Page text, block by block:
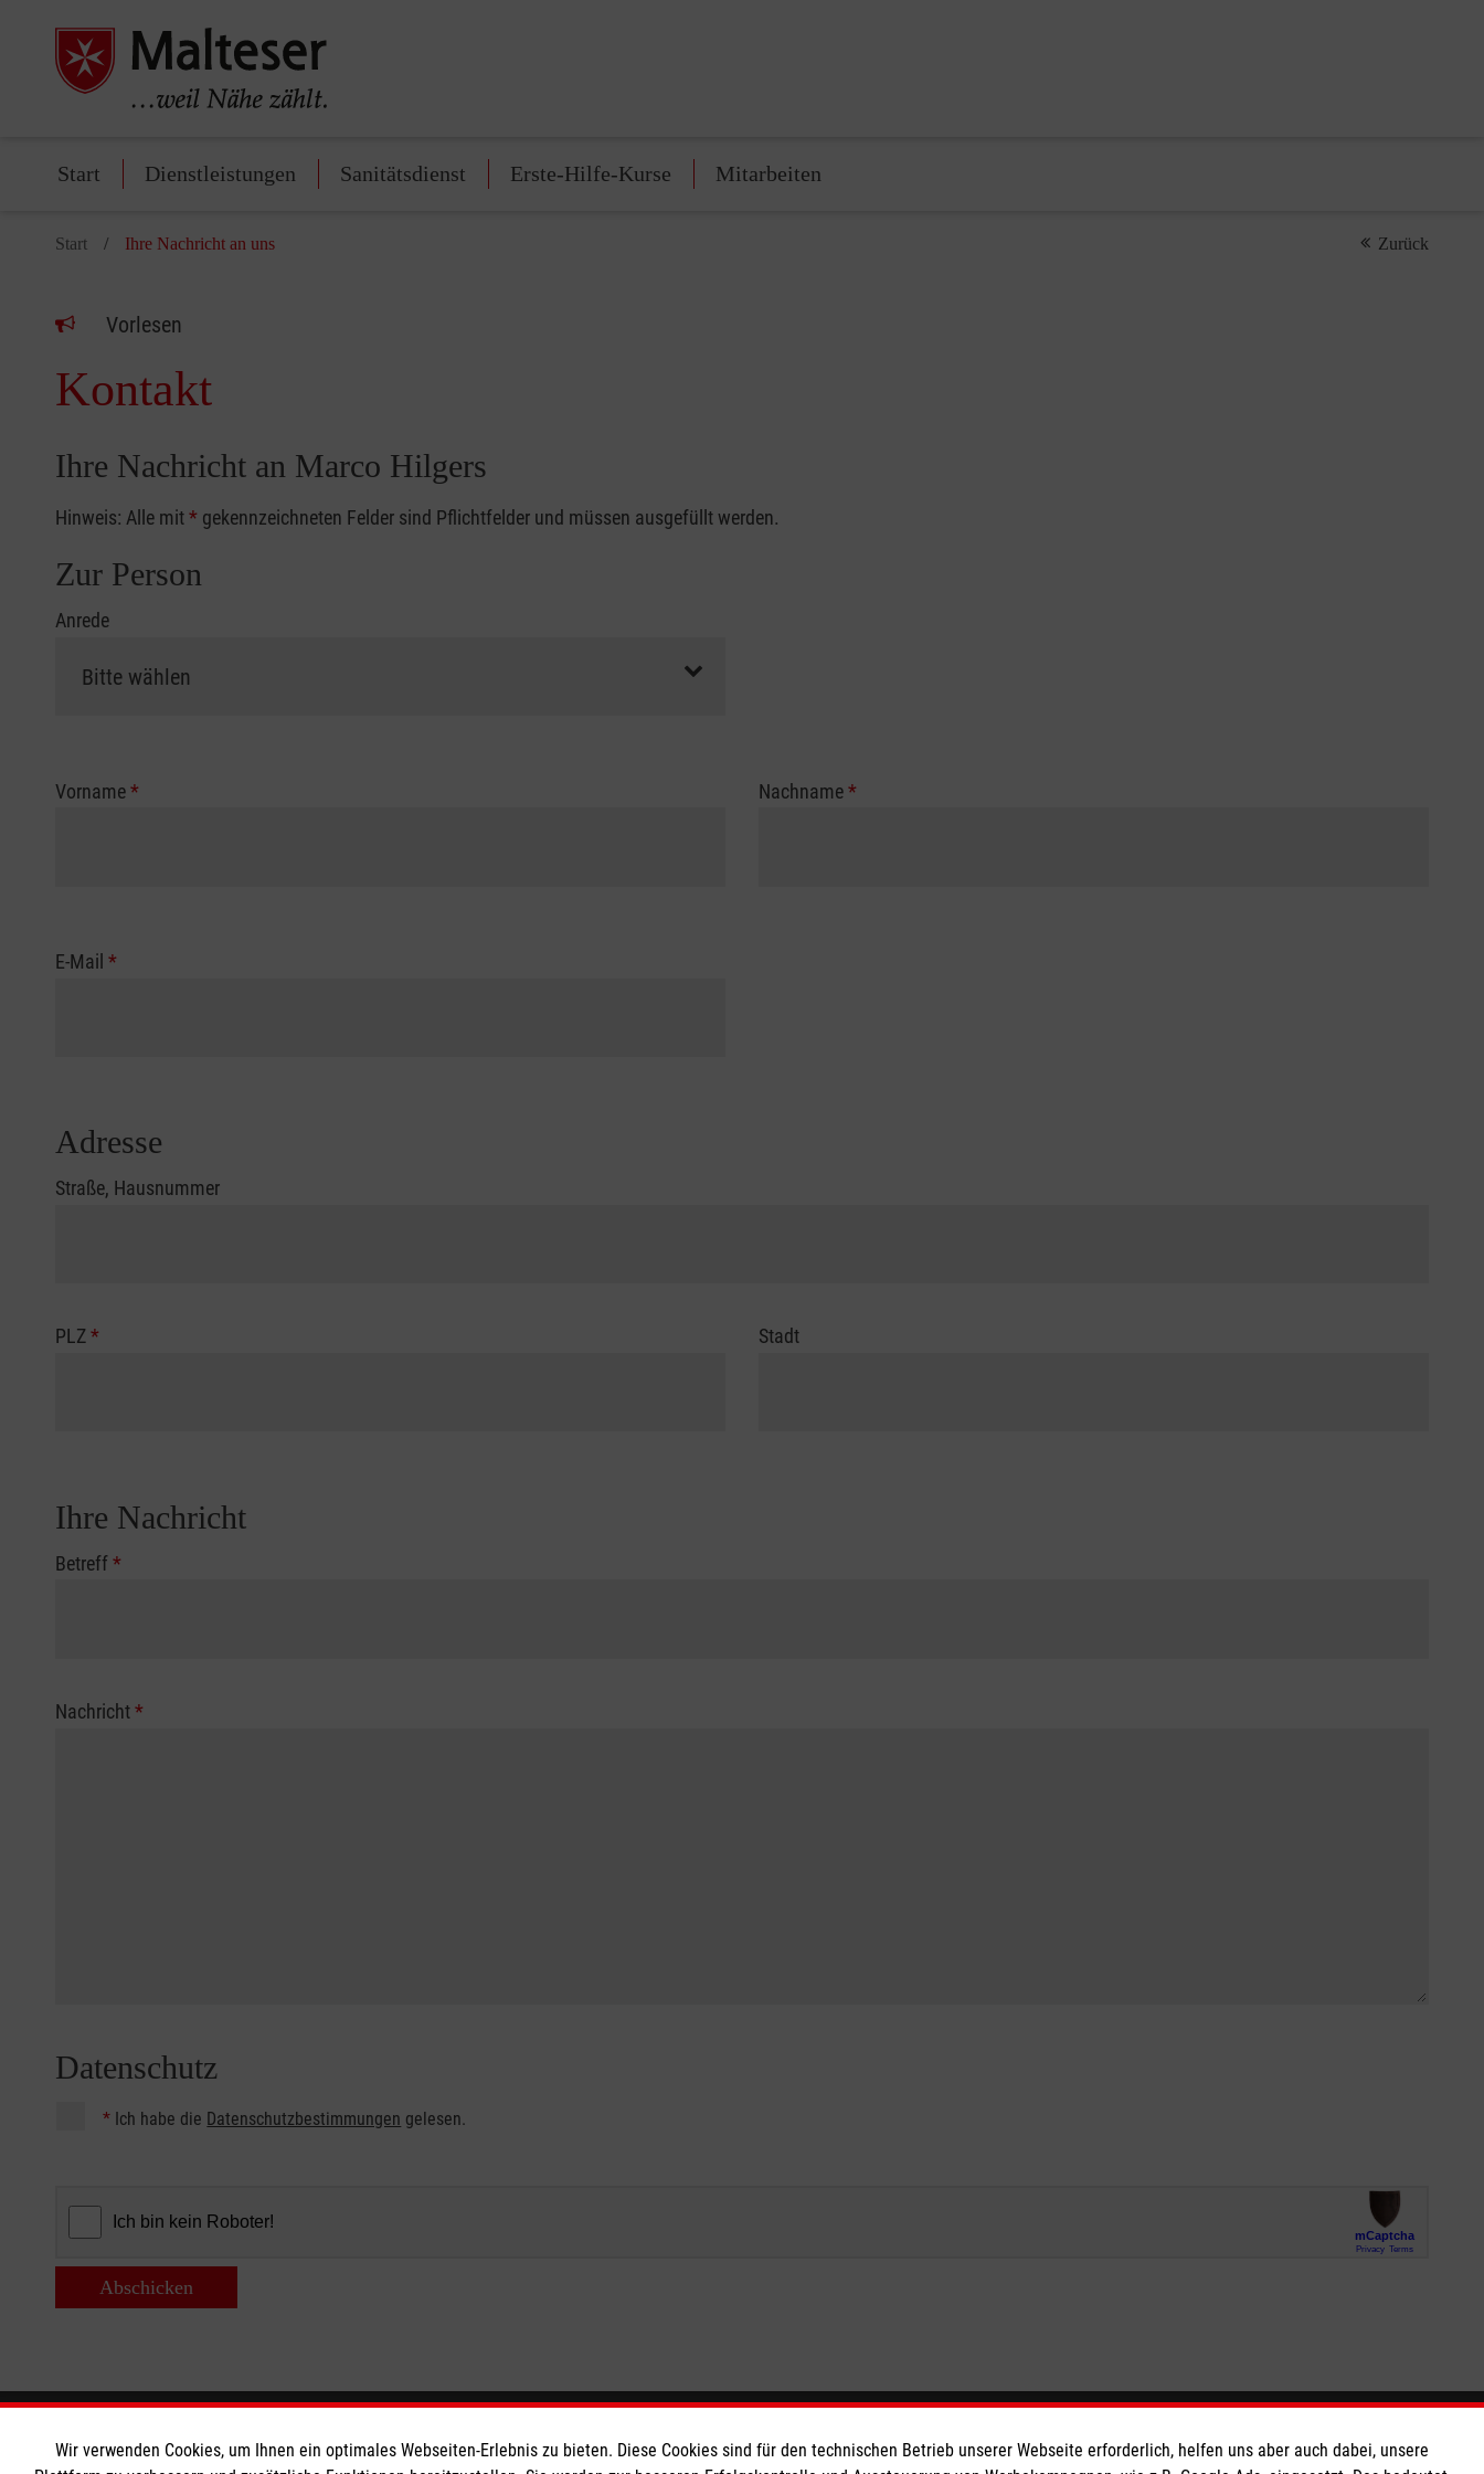
Start Dienstleistungen Sanitätsdienst Erste-Hilfe-Kurse Mitarbeiten
Start Ihre Nachricht an uns Zurück
Vorlesen
Kontakt
Ihre Nachricht an Marco Hilgers
Hinweis: Alle mit* gekennzeichneten Felder sind Pflichtfelder und müssen ausgefüllt werden.
Zur Person
Anrede
Vorname* Nachname*
E-Mail *
Adresse
Straße, Hausnummer
PLZ* Stadt
Ihre Nachricht
Betreff*
Nachricht*
Datenschutz
* Ich habe die Datenschutzbestimmungen gelesen.
Abschicken
Informationen Die Malteser Spendenkonto So finden Sie uns
Wir verwenden Cookies, um Ihnen ein optimales Webseiten-Erlebnis zu bieten. Diese Cookies sind für den technischen Betrieb unserer Webseite erforderlich, helfen uns aber auch dabei, unsere